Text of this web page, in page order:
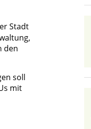
Stadt
den
soll
mit